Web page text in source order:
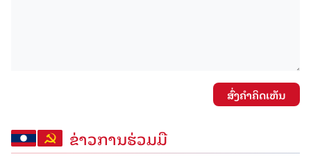
ສົ່ງຄໍາຄິດເຫັນ
ຂ່າວການຮ່ວມມື